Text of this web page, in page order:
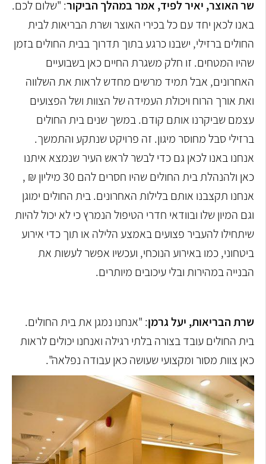
שר האוצר, יאיר לפיד, אמר במהלך הביקור: "שלום לכם.
באנו לכאן יחד עם כל בכירי האוצר ושרת הבריאות לבית
החולים ברזילי, ישבנו כרגע בתוך תדרוך בבית החולים בזמן
שהיו המטחים. זו חלק משגרת החיים כאן בשבועיים
האחרונים, אבל תמיד מרשים מחדש לראות את השלווה
ואת אורך הרוח ויכולת העמידה של הצוות ושל הפצועים
עצמם שביקרנו אותם קודם. במשך שנים בית החולים
ברזילי סבל מחוסר מיגון. זה פרויקט שנתקע והתמשך.
אנחנו באנו לכאן גם כדי לבשר לראש העיר שנמצא איתנו
כאן ולהנהלת בית החולים שהיו חסרים להם 30 מיליון ₪ ,
אנחנו תקצבנו אותם בלילות האחרונים. בית החולים ימוגן
וגם המיון שלו ובוודאי חדרי הטיפול הנמרץ כי לא יכול להיות
שיתחילו להעביר פצועים באמצע הלילה או תוך כדי אירוע
ביטחוני, כמו באירוע הנוכחי, ועכשיו אפשר לעשות את
הבנייה במהירות ובלי עיכובים מיותרים.
שרת הבריאות, יעל גרמן: "אנחנו נמגן את בית החולים.
בית החולים עובד בצורה בלתי רגילה ואנחנו יכולים לראות
כאן צוות מסור ומקצועי שעושה כאן עבודה נפלאה".